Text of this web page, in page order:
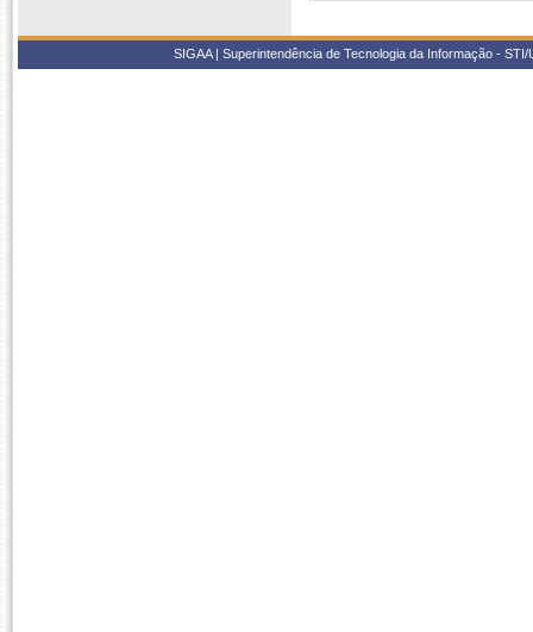
SIGAA | Superintendência de Tecnologia da Informação -